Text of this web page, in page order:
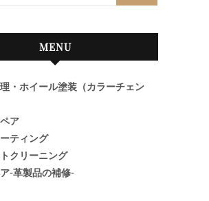
MENU
・ホイール塗装（カラーチェン
ア
ティング
クリーニング
-革製品の補修-